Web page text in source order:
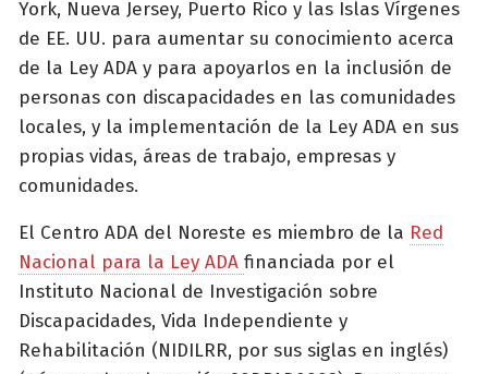
York, Nueva Jersey, Puerto Rico y las Islas Vírgenes
de EE. UU. para aumentar su conocimiento acerca
de la Ley ADA y para apoyarlos en la inclusión de
personas con discapacidades en las comunidades
locales, y la implementación de la Ley ADA en sus
propias vidas, áreas de trabajo, empresas y
comunidades.
El Centro ADA del Noreste es miembro de la Red
Nacional para la Ley ADA financiada por el
Instituto Nacional de Investigación sobre
Discapacidades, Vida Independiente y
Rehabilitación (NIDILRR, por sus siglas en inglés)